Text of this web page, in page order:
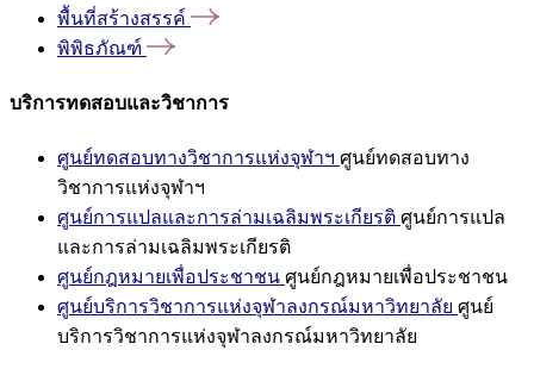
พื้นที่สร้างสรรค์
พิพิธภัณฑ์
บริการทดสอบและวิชาการ
ศูนย์ทดสอบทางวิชาการแห่งจุฬาฯ ศูนย์ทดสอบทาง
วิชาการแห่งจุฬาฯ
ศูนย์การแปลและการล่ามเฉลิมพระเกียรติ ศูนย์การแปล
และการล่ามเฉลิมพระเกียรติ
ศูนย์กฎหมายเพื่อประชาชน ศูนย์กฎหมายเพื่อประชาชน
ศูนย์บริการวิชาการแห่งจุฬาลงกรณ์มหาวิทยาลัย ศูนย์
บริการวิชาการแห่งจุฬาลงกรณ์มหาวิทยาลัย